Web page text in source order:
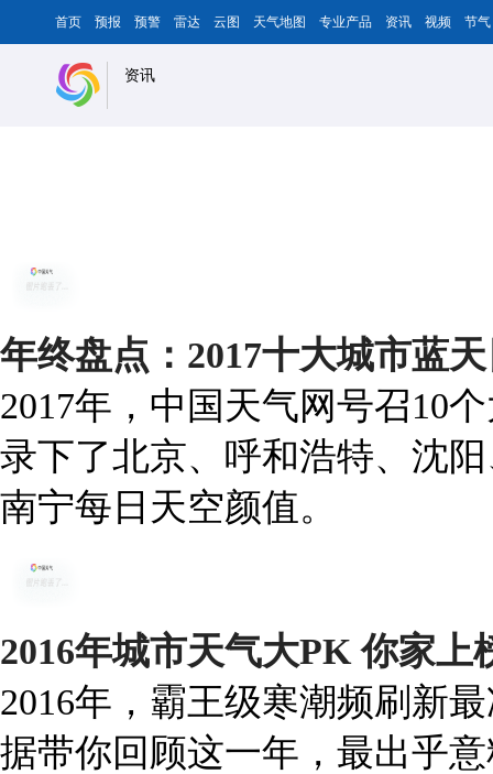
首页 预报 预警 雷达 云图 天气地图 专业产品 资讯 视频 节气
资讯
年终盘点：2017十大城市蓝
2017年，中国天气网号召10
录下了北京、呼和浩特、沈
南宁每日天空颜值。
2016年城市天气大PK 你家上
2016年，霸王级寒潮频刷新
据带你回顾这一年，最出乎